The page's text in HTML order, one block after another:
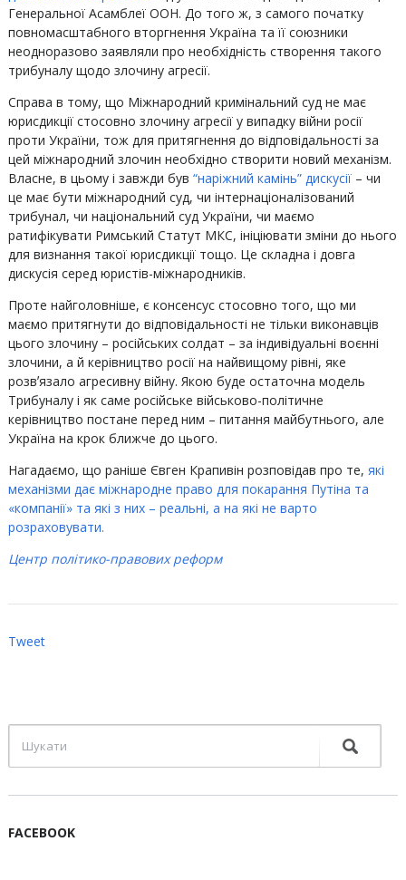
Генеральної Асамблеї ООН. До того ж, з самого початку
повномасштабного вторгнення Україна та її союзники
неодноразово заявляли про необхідність створення такого
трибуналу щодо злочину агресії.
Справа в тому, що Міжнародний кримінальний суд не має
юрисдикції стосовно злочину агресії у випадку війни росії
проти України, тож для притягнення до відповідальності за
цей міжнародний злочин необхідно створити новий механізм.
Власне, в цьому і завжди був “наріжний камінь” дискусії– чи
це має бути міжнародний суд, чи інтернаціоналізований
трибунал, чи національний суд України, чи маємо
ратифікувати Римський Статут МКС, ініціювати зміни до нього
для визнання такої юрисдикції тощо. Це складна і довга
дискусія серед юристів-міжнародників.
Проте найголовніше, є консенсус стосовно того, що ми
маємо притягнути до відповідальності не тільки виконавців
цього злочину – російських солдат – за індивідуальні воєнні
злочини, а й керівництво росії на найвищому рівні, яке
розвʼязало агресивну війну. Якою буде остаточна модель
Трибуналу і як саме російське військово-політичне
керівництво постане перед ним – питання майбутнього, але
Україна на крок ближче до цього.
Нагадаємо, що раніше Євген Крапивін розповідав про те, які
механізми дає міжнародне право для покарання Путіна та
«компанії» та які з них – реальні, а на які не варто
розраховувати.
Центр політико-правових реформ
Tweet
FACEBOOK